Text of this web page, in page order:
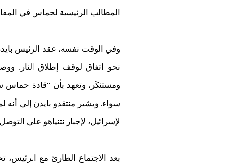
المطالب الرئيسية لحماس في
وفي الوقت نفسه، عقد الرئيس
نحو اتفاق لوقف إطلاق النار.
ومستنكَر، وتعهد بأن “قادة حماس
سواء. ويشير منتقدو بايدن إلى أنه
لإسرائيل، لإجبار نتنياهو على
بعد الاجتماع الطارئ مع